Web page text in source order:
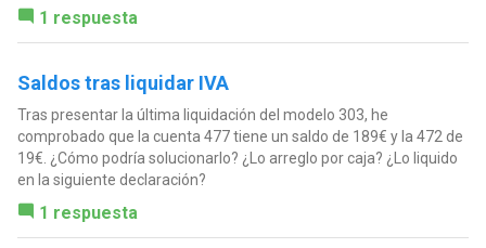
1 respuesta
Saldos tras liquidar IVA
Tras presentar la última liquidación del modelo 303, he
comprobado que la cuenta 477 tiene un saldo de 189€ y la 472 de
19€. ¿Cómo podría solucionarlo? ¿Lo arreglo por caja? ¿Lo liquido
en la siguiente declaración?
1 respuesta